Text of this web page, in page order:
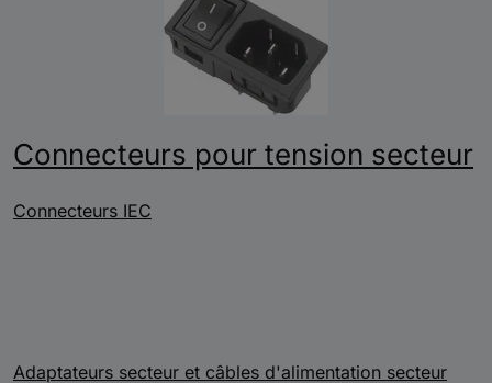
Connecteurs pour tension secteur
Connecteurs IEC
Adaptateurs secteur et câbles d'alimentation secteur